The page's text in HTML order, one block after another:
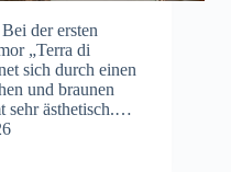
der ersten
„Terra di
sich durch einen
und braunen
sehr ästhetisch.…